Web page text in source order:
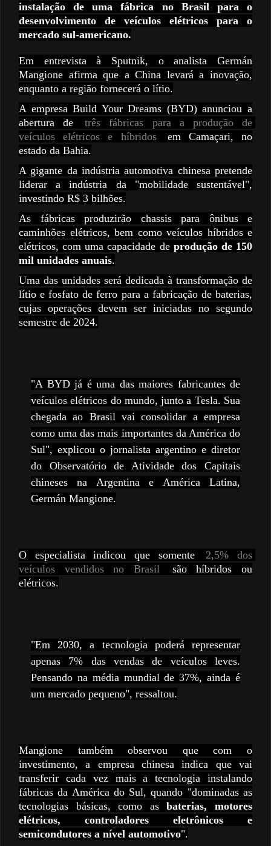
instalação de uma fábrica no Brasil para o
desenvolvimento de veículos elétricos para o
mercado sul-americano.
Em entrevista à Sputnik, o analista Germán
Mangione afirma que a China levará a inovação,
enquanto a região fornecerá o lítio.
A empresa Build Your Dreams (BYD) anunciou a
abertura de
três fábricas para a produção de
veículos elétricos e híbridos
em Camaçari, no
estado da Bahia.
A gigante da indústria automotiva chinesa pretende
liderar a indústria da "mobilidade sustentável",
investindo R$ 3 bilhões.
As fábricas produzirão chassis para ônibus e
caminhões elétricos, bem como veículos híbridos e
elétricos, com uma capacidade de produção de 150
mil unidades anuais.
Uma das unidades será dedicada à transformação de
lítio e fosfato de ferro para a fabricação de baterias,
cujas operações devem ser iniciadas no segundo
semestre de 2024.
"A BYD já é uma das maiores fabricantes de
veículos elétricos do mundo, junto a Tesla. Sua
chegada ao Brasil vai consolidar a empresa
como uma das mais importantes da América do
Sul", explicou o jornalista argentino e diretor
do Observatório de Atividade dos Capitais
chineses na Argentina e América Latina,
Germán Mangione.
O especialista indicou que somente
2,5% dos
veículos vendidos no Brasil
são híbridos ou
elétricos.
"Em 2030, a tecnologia poderá representar
apenas 7% das vendas de veículos leves.
Pensando na média mundial de 37%, ainda é
um mercado pequeno", ressaltou.
Mangione também observou que com o
investimento, a empresa chinesa indica que vai
transferir cada vez mais a tecnologia instalando
fábricas da América do Sul, quando "dominadas as
tecnologias básicas, como asbaterias, motores
elétricos, controladores eletrônicos e
semicondutores a nível automotivo".